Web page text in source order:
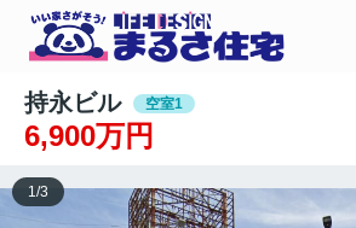
持永ビル 空室1
6,900万円
1/3